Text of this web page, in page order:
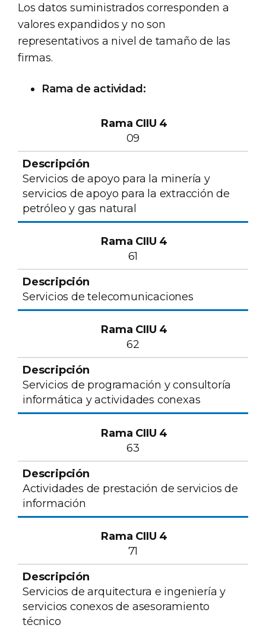
Los datos suministrados corresponden a
valores expandidos y no son
representativos a nivel de tamaño de las
firmas.
Rama de actividad:
Descripción
09
Servicios de apoyo para la minería y
servicios de apoyo para la extracción de
petróleo y gas natural
61
Servicios de telecomunicaciones
62
Servicios de programación y consultoría
informática y actividades conexas
63
Actividades de prestación de servicios de
información
71
Servicios de arquitectura e ingeniería y
servicios conexos de asesoramiento
técnico